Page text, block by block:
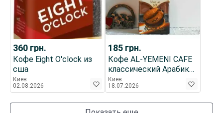
360 грн.
Кофе Eight О'clock из
сша
Киев
02.08.2026
185 грн.
Кофе AL-YEMENI CAFE
классический Арабика,
легкой обжарки 50gm
Киев
18.07.2026